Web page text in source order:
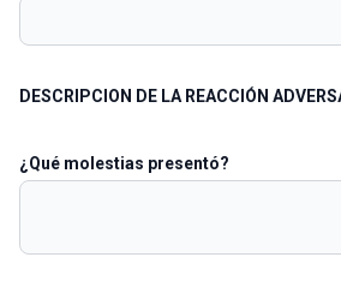
DESCRIPCION DE LA REACCIÓN
¿Qué molestias presentó?